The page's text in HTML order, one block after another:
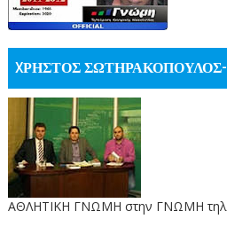
XΡΗΣΤΟΣ
ΑΘΛΗΤΙΚΗ ΓΝΩΜΗ στην ΓΝΩΜΗ